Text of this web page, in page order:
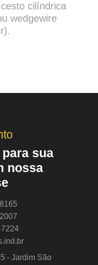
cilíndrica
wedgewire
sua
nossa
- Jardim São